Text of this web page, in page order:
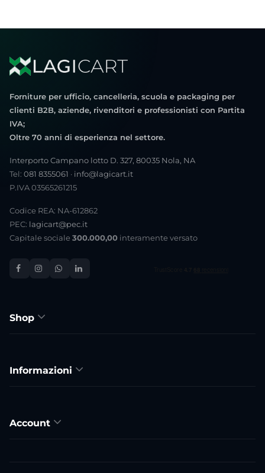
Forniture per ufficio, cancelleria, scuola e packaging per
clienti B2B, aziende, rivenditori e professionisti con Partita
IVA;
Oltre 70 anni di esperienza nel settore.
Interporto Campano lotto D. 327, 80035 Nola, NA
Tel: 081 8355061 · info@lagicart.it
P.IVA 03565261215
Codice REA: NA-612862
PEC: lagicart@pec.it
Capitale sociale 300.000,00 interamente versato
Shop
Informazioni
Account